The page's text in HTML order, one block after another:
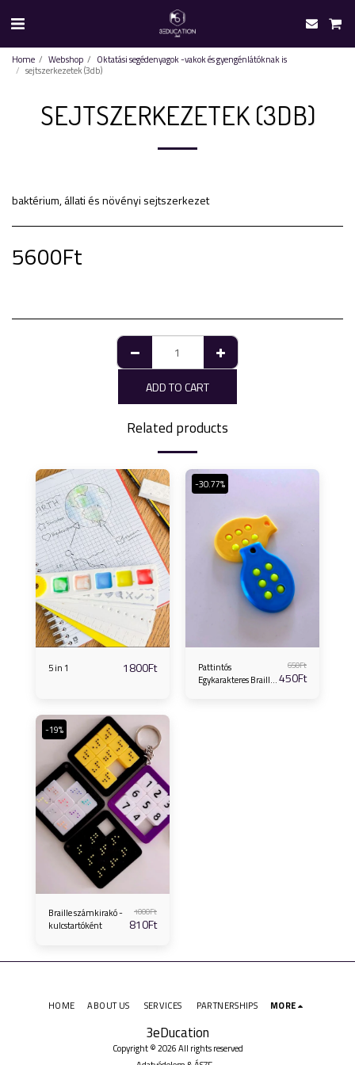
Home Webshop
Oktatási segédenyagok -vakok és gyengénlátóknak is
sejtszerkezetek (3db)
SEJTSZERKEZETEK (3DB)
baktérium, állati és növényi sejtszerkezet
5600Ft
ADD TO CART
Related products
5 in 1 1800Ft
-30.77%
Pattintós
Egykarakteres Braille
650Ft
450Ft
-19%
Braille számkirakó -
kulcstartóként
1000Ft
810Ft
3eDucation
Copyright © 2026 All rights reserved
HOME ABOUT US SERVICES PARTNERSHIPS MORE